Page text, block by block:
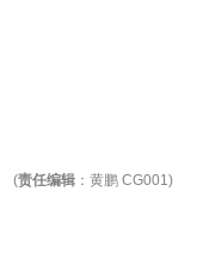
(责任编辑 ：黄鹏 CG001)